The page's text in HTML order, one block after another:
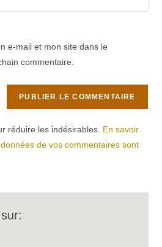
e-mail et mon site dans le
commentaire.
réduire les indésirables. En savoir
de vos commentaires sont